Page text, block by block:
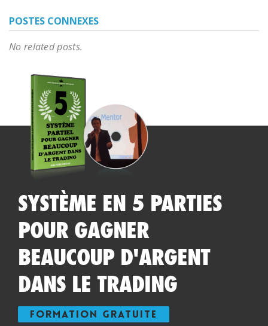
POSTES CONNEXES
No related posts.
SYSTÈME EN 5 PARTIES
POUR GAGNER
BEAUCOUP D'ARGENT
DANS LE TRADING
FORMATION GRATUITE